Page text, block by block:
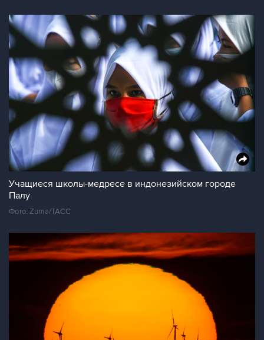
Учащиеся школы-медресе в индонезийском городе
Палу
Фото: Zuma/ТАСС